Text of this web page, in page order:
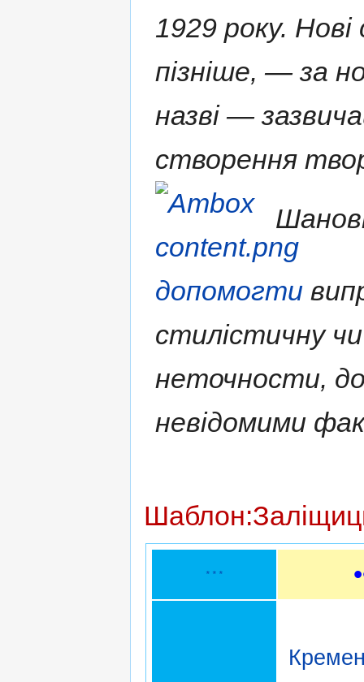
1929 року.
пізніше, — за
назві —
створення
допомогти
стилістичну
неточности,
невідомими
* * *